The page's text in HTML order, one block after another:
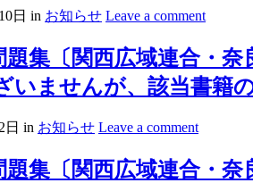
日 in お知らせ Leave a comment
題集〔関西広域連合・
いませんが、該当書籍
日 in お知らせ Leave a comment
集〔関西広域連合・